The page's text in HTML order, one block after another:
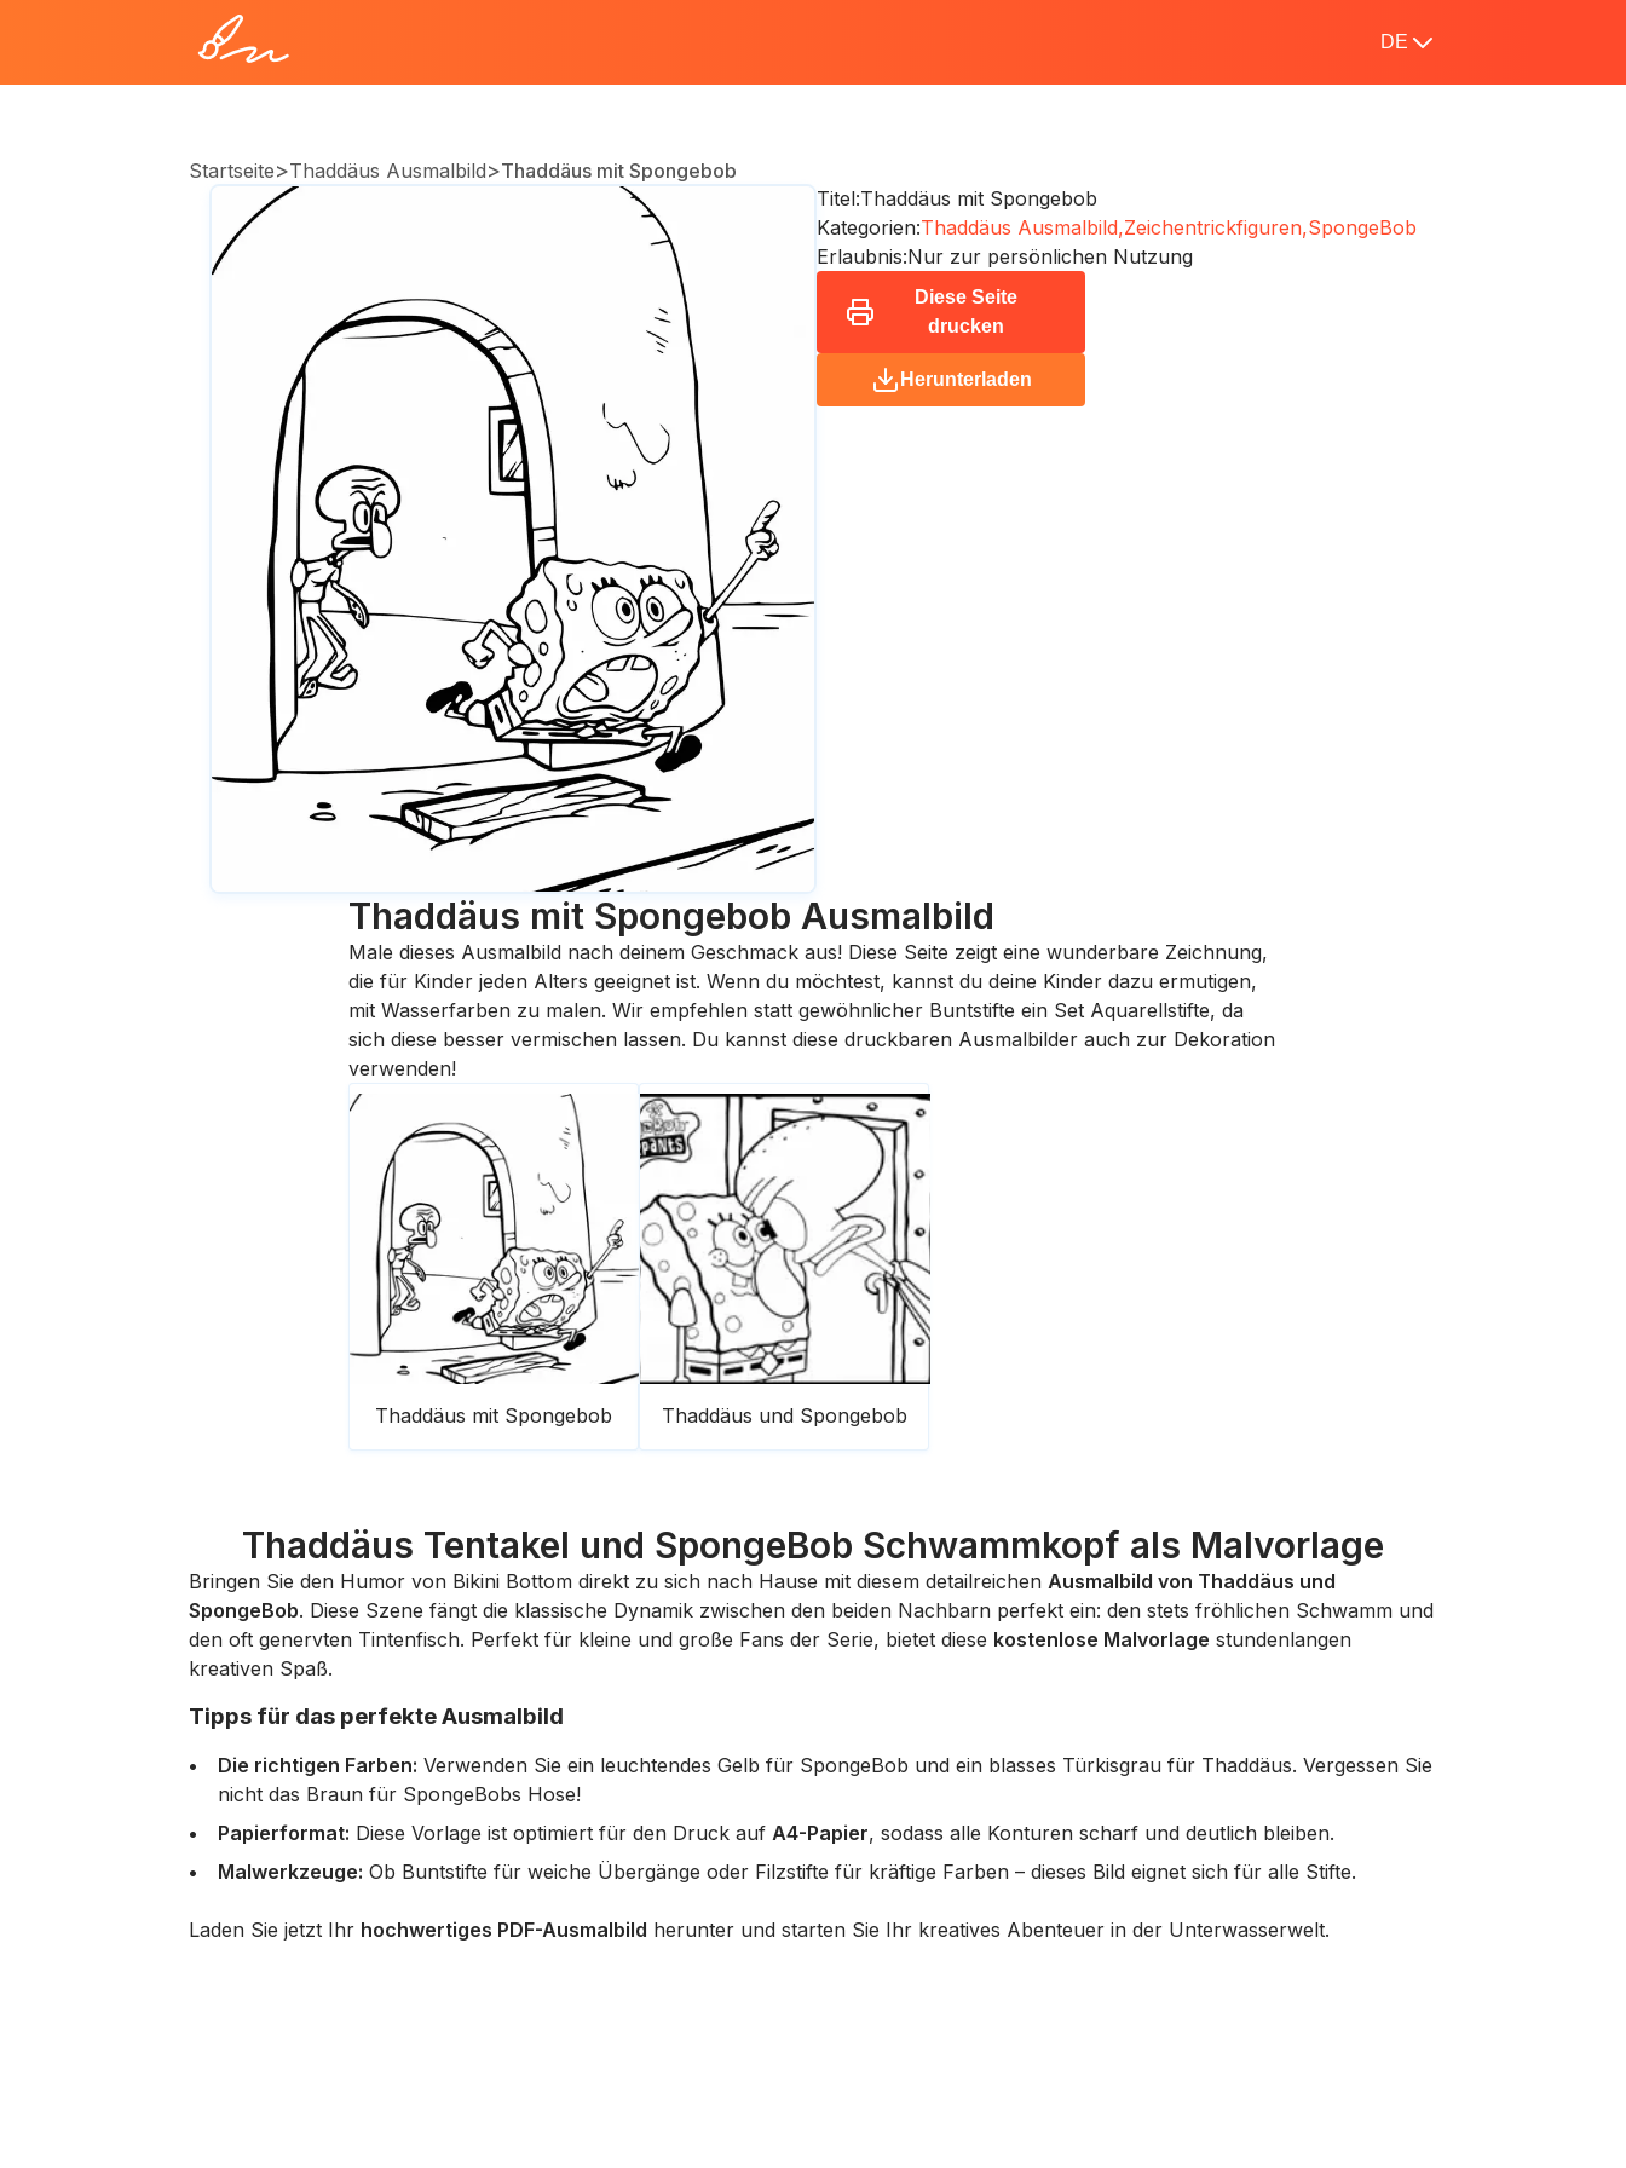
DE
Startseite>Thaddäus Ausmalbild>Thaddäus mit Spongebob
Titel:Thaddäus mit Spongebob
Kategorien:Thaddäus Ausmalbild,Zeichentrickfiguren,SpongeBob
Erlaubnis:Nur zur persönlichen Nutzung
Diese Seite
drucken
Herunterladen
Thaddäus mit Spongebob Ausmalbild
Male dieses Ausmalbild nach deinem Geschmack aus! Diese Seite zeigt eine wunderbare Zeichnung,
die für Kinder jeden Alters geeignet ist. Wenn du möchtest, kannst du deine Kinder dazu ermutigen,
mit Wasserfarben zu malen. Wir empfehlen statt gewöhnlicher Buntstifte ein Set Aquarellstifte, da
sich diese besser vermischen lassen. Du kannst diese druckbaren Ausmalbilder auch zur Dekoration
verwenden!
Thaddäus mit Spongebob Thaddäus und Spongebob
Thaddäus Tentakel und SpongeBob Schwammkopf als Malvorlage
Bringen Sie den Humor von Bikini Bottom direkt zu sich nach Hause mit diesem detailreichen Ausmalbild von Thaddäus und
SpongeBob. Diese Szene fängt die klassische Dynamik zwischen den beiden Nachbarn perfekt ein: den stets fröhlichen Schwamm und
den oft genervten Tintenfisch. Perfekt für kleine und große Fans der Serie, bietet diese kostenlose Malvorlage stundenlangen
kreativen Spaß.
Tipps für das perfekte Ausmalbild
Die richtigen Farben: Verwenden Sie ein leuchtendes Gelb für SpongeBob und ein blasses Türkisgrau für Thaddäus. Vergessen Sie
nicht das Braun für SpongeBobs Hose!
Papierformat: Diese Vorlage ist optimiert für den Druck auf A4-Papier, sodass alle Konturen scharf und deutlich bleiben.
Malwerkzeuge: Ob Buntstifte für weiche Übergänge oder Filzstifte für kräftige Farben – dieses Bild eignet sich für alle Stifte.
Laden Sie jetzt Ihr hochwertiges PDF-Ausmalbild herunter und starten Sie Ihr kreatives Abenteuer in der Unterwasserwelt.